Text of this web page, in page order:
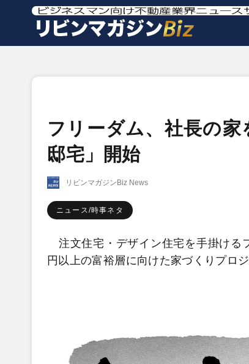
フリーダム、社長の
邸宅」開始
リビンマガジンBiz News
ニュース/時事ネタ
注文住宅・デザイン住宅を手掛ける
円以上の富裕層に向けた家づくりプロ